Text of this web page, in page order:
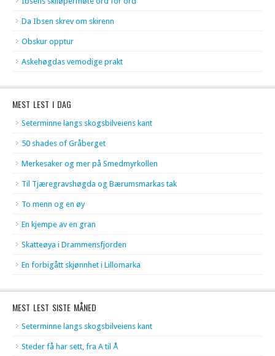
Da Ibsen skrev om skirenn
Obskur opptur
Askehøgdas vemodige prakt
MEST LEST I DAG
Seterminne langs skogsbilveiens kant
50 shades of Gråberget
Merkesaker og mer på Smedmyrkollen
Til Tjæregravshøgda og Bærumsmarkas tak
To menn og en øy
En kjempe av en gran
Skatteøya i Drammensfjorden
En forbigått skjønnhet i Lillomarka
MEST LEST SISTE MÅNED
Seterminne langs skogsbilveiens kant
Steder få har sett, fra A til Å